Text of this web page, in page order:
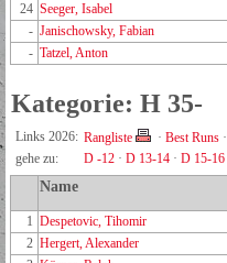
24 Seeger, Isabel
- Janischowsky, Fabian
- Tatzel, Anton
Kategorie: H 35-
Links 2026: Rangliste · Best Runs ·
gehe zu:
D -12 · D 13-14 · D 15-16
Name
1 Despetovic, Tihomir
2 Hergert, Alexander